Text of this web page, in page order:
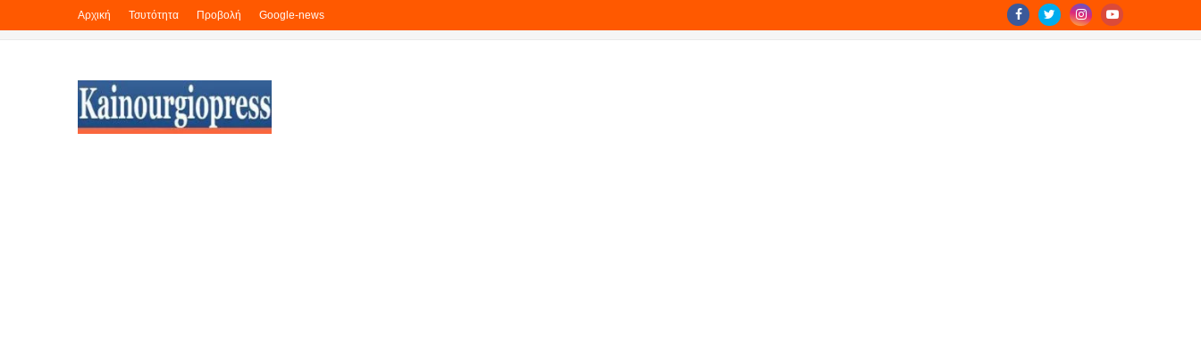
Αρχική Τσυτότητα Προβολή Google-news